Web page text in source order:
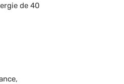
de 40